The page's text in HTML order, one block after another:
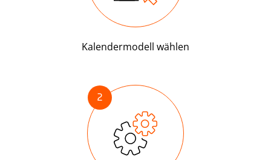
Kalendermodell wählen
2